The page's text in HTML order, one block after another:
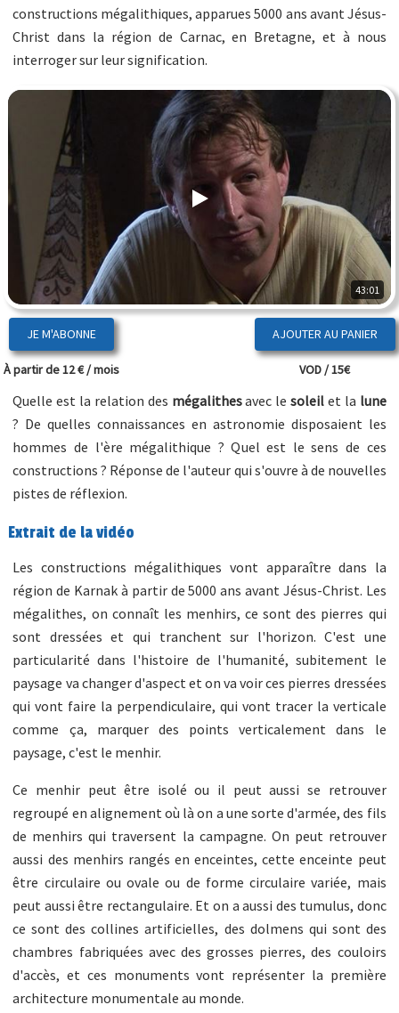
constructions mégalithiques, apparues 5000 ans avant Jésus-
Christ dans la région de Carnac, en Bretagne, et à nous
interroger sur leur signification.
43:01
JE M'ABONNE
À partir de 12 € / mois VOD / 15€
Quelle est la relation des mégalithesavec lesoleil et la lune
? De quelles connaissances en astronomie disposaient les
hommes de l'ère mégalithique ? Quel est le sens de ces
constructions ? Réponse de l'auteur qui s'ouvre à de nouvelles
pistes de réflexion.
Extrait de la vidéo
Les constructions mégalithiques vont apparaître dans la
région de Karnak à partir de 5000 ans avant Jésus-Christ. Les
mégalithes, on connaît les menhirs, ce sont des pierres qui
sont dressées et qui tranchent sur l'horizon. C'est une
particularité dans l'histoire de l'humanité, subitement le
paysage va changer d'aspect et on va voir ces pierres dressées
qui vont faire la perpendiculaire, qui vont tracer la verticale
comme ça, marquer des points verticalement dans le
paysage, c'est le menhir.
Ce menhir peut être isolé ou il peut aussi se retrouver
regroupé en alignement où là on a une sorte d'armée, des fils
de menhirs qui traversent la campagne. On peut retrouver
aussi des menhirs rangés en enceintes, cette enceinte peut
être circulaire ou ovale ou de forme circulaire variée, mais
peut aussi être rectangulaire. Et on a aussi des tumulus, donc
ce sont des collines artificielles, des dolmens qui sont des
chambres fabriquées avec des grosses pierres, des couloirs
d'accès, et ces monuments vont représenter la première
architecture monumentale au monde.